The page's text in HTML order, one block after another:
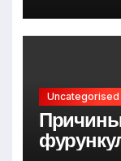
Uncategorised